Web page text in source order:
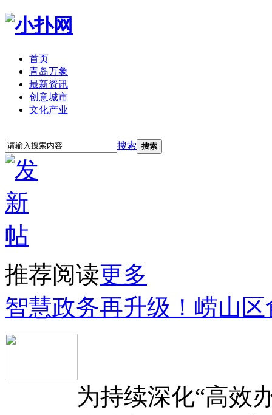
首页
青岛万象
最新资讯
创意城市
文化产业
搜索 搜索
推荐阅读更多
智慧政务再升级！崂山
为持续深化“高效办